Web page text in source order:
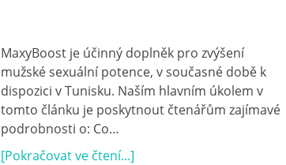
MaxyBoost je účinný doplněk pro zvýšení
mužské sexuální potence, v současné době k
dispozici v Tunisku. Naším hlavním úkolem v
tomto článku je poskytnout čtenářům zajímavé
podrobnosti o: Co…
[Pokračovat ve čtení...]